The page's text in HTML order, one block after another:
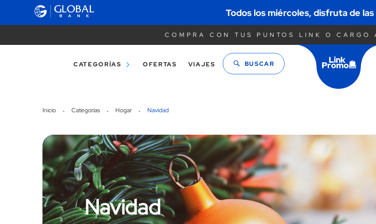
Todos los miércoles, disfruta de
COMPRA CON TUS PUNTOS LINK O CARGO
CATEGORÍAS OFERTAS VIAJES BUSCAR
Inicio Categorías Hogar Navidad
Navidad